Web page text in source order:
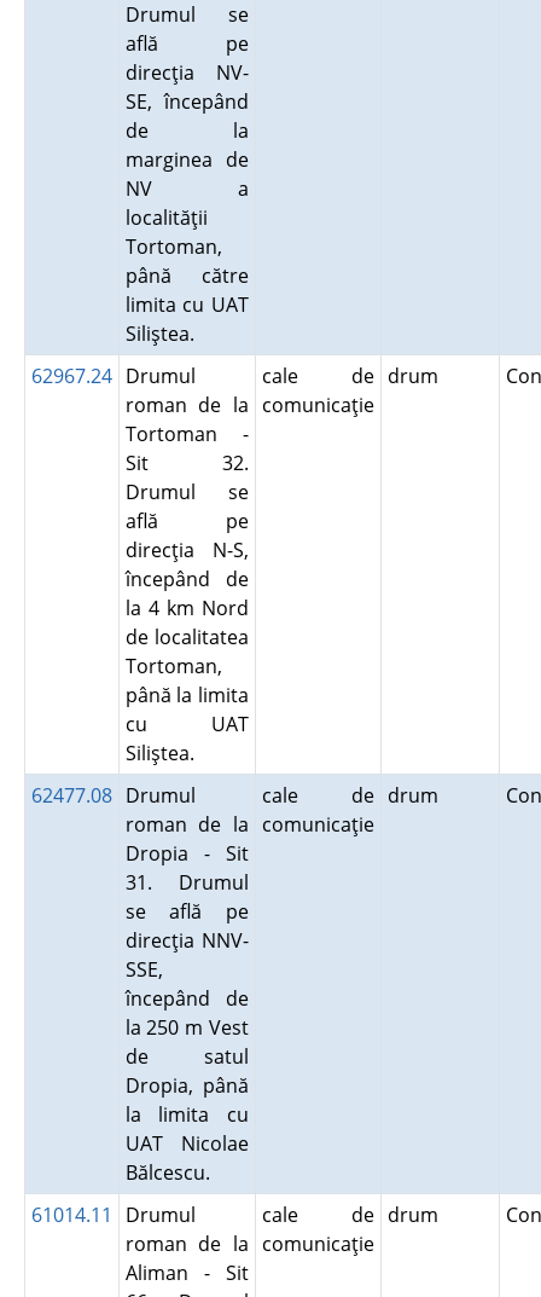
Drumul se
află pe
direcţia NV-
SE, începând
de la
marginea de
NV a
localităţii
Tortoman,
până către
limita cu UAT
Siliştea.
62967.24 Drumul
roman de la
Tortoman -
Sit 32.
Drumul se
află pe
direcţia N-S,
începând de
la 4 km Nord
de localitatea
Tortoman,
până la limita
cu UAT
Siliştea.
cale de
comunicaţie
drum
62477.08 Drumul
roman de la
Dropia - Sit
31. Drumul
se află pe
direcţia NNV-
SSE,
începând de
la 250 m Vest
de satul
Dropia, până
la limita cu
UAT Nicolae
Bălcescu.
cale de
comunicaţie
drum
61014.11
Drumul
roman de la
Aliman - Sit
cale de
comunicaţie
drum